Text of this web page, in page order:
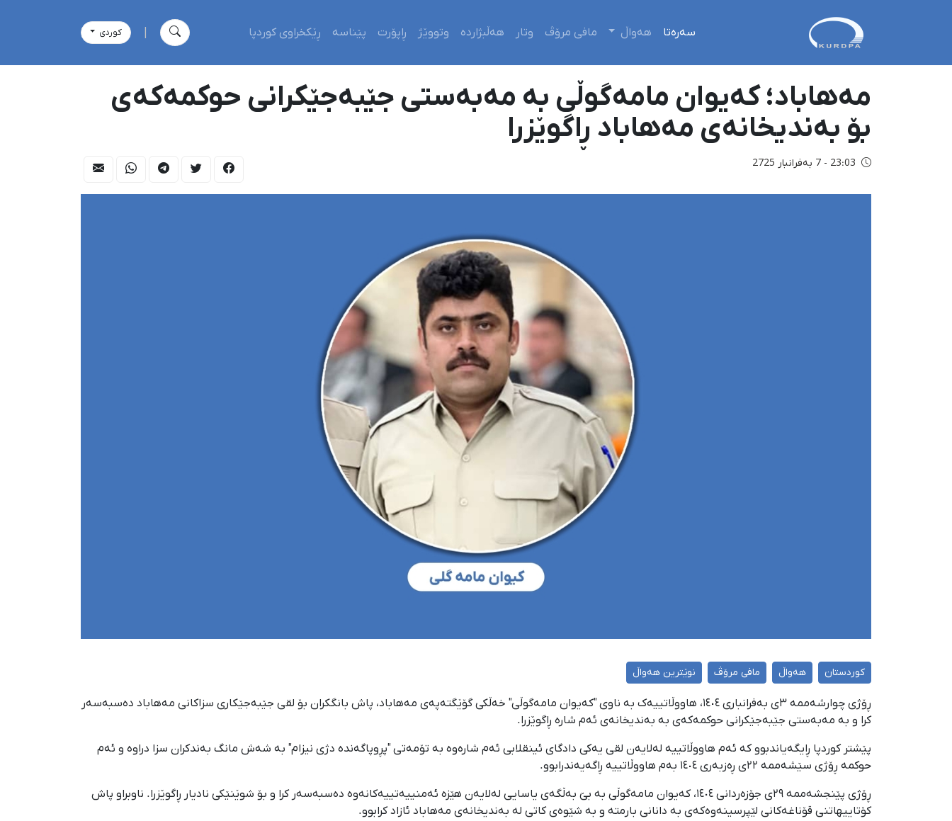
سەرەتا هەواڵ مافی مرۆڤ وتار هەڵبژاردە وتووێژ ڕاپۆرت پێناسە ڕێکخراوی کوردپا كوردی
مەهاباد؛ کەیوان مامەگوڵی بە مەبەستی جێبەجێکرانی حوکمەکەی
بۆ بەندیخانەی مەهاباد ڕاگوێزرا
23:03 - 7 بەفرانبار 2725
کوردستان هەواڵ مافی مرۆڤ نوێترین هەواڵ
ڕۆژی چوارشەممە ٣ی بەفرانباری ١٤٠٤، هاووڵاتییەک بە ناوی "کەیوان مامەگوڵی" خەڵکی گۆێگتەپەی مەهاباد، پاش بانگکران بۆ لقی جێبەجێکاری سزاکانی مەهاباد دەسبەسەر
کرا و بە مەبەستی جێبەجێکرانی حوکمەکەی بە بەندیخانەی ئەم شارە ڕاگوێزرا.
پێشتر کوردپا ڕایگەیاندبوو کە ئەم هاووڵاتییە لەلایەن لقی یەکی دادگای ئینقلابی ئەم شارەوە بە تۆمەتی "پڕوپاگەندە دژی نیزام" بە شەش مانگ بەندکران سزا دراوە و ئەم
حوکمە ڕۆژی سێشەممە ٢٢ی ڕەزبەری ١٤٠٤ بەم هاووڵاتییە ڕاگەیەندرابوو.
ڕۆژی پێنجشەممە ٢٩ی جۆزەردانی ١٤٠٤، کەیوان مامەگوڵی بە بێ بەڵگەی یاسایی لەلایەن هێزە ئەمنییەتییەکانەوە دەسبەسەر کرا و بۆ شوێنێکی نادیار ڕاگوێزرا. ناوبراو پاش
کۆتاییهاتنی قۆناغەکانی لێپرسینەوەکەی بە دانانی بارمتە و بە شێوەی کاتی لە بەندیخانەی مەهاباد ئازاد کرابوو.